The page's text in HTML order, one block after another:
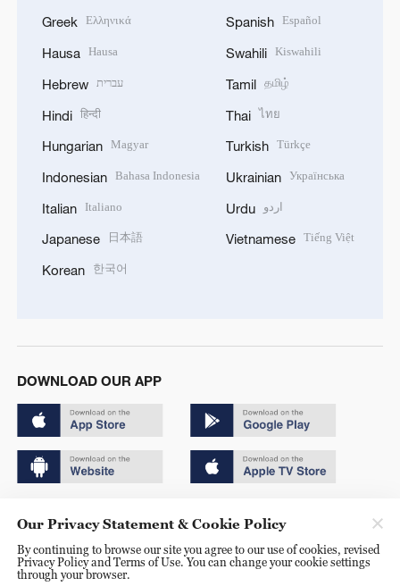
Greek Ελληνικά
Hausa Hausa
Hebrew עברית
Hindi हिन्दी
Hungarian Magyar
Indonesian Bahasa Indonesia
Italian Italiano
Japanese 日本語
Korean 한국어
Spanish Español
Swahili Kiswahili
Tamil தமிழ்
Thai ไทย
Turkish Türkçe
Ukrainian Українська
Urdu اردو
Vietnamese Tiếng Việt
DOWNLOAD OUR APP
京ICP备20000184号
京公网安备 11010502050052号
Our Privacy Statement & Cookie Policy
By continuing to browse our site you agree to our use of cookies, revised
Privacy Policy and Terms of Use. You can change your cookie settings
through your browser.